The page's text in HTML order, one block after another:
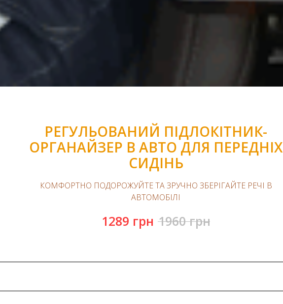
РЕГУЛЬОВАНИЙ ПІДЛОКІТНИК-
ОРГАНАЙЗЕР В АВТО ДЛЯ ПЕРЕДНІХ
СИДІНЬ
КОМФОРТНО ПОДОРОЖУЙТЕ ТА ЗРУЧНО ЗБЕРІГАЙТЕ РЕЧІ В
АВТОМОБІЛІ
1289 грн 1960 грн